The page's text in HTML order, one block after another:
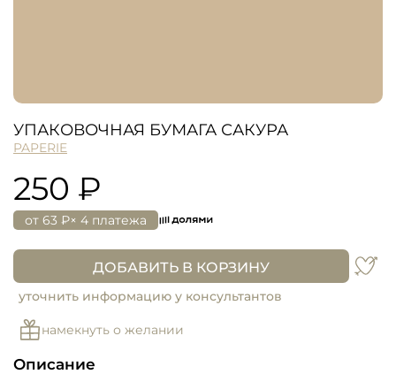
УПАКОВОЧНАЯ БУМАГА САКУРА
PAPERIE
250 ₽
от 63 ₽× 4 платежа
ДОБАВИТЬ В КОРЗИНУ
уточнить информацию у консультантов
намекнуть о желании
Описание